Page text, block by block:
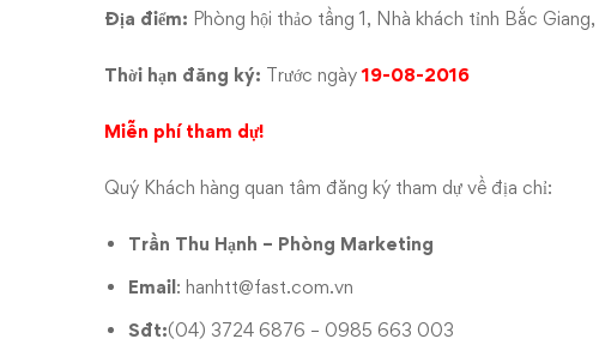
Địa điểm: Phòng hội thảo tầng 1, Nhà khách tỉnh Bắc
Thời hạn đăng ký: Trước ngày 19-08-2016
Miễn phí tham dự!
Quý Khách hàng quan tâm đăng ký tham dự về địa chỉ:
Trần Thu Hạnh – Phòng Marketing
Email: hanhtt@fast.com.vn
Sđt:(04) 3724 6876 – 0985 663 003